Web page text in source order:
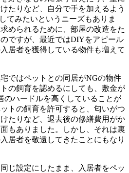
たりなど、自分で手を加えるよう
てみたいというニーズもありま
められるために、部屋の改造をた
ですが、最近ではDIYをアピール
居者を獲得している物件も増えて
ではペットとの同居がNGの物件
の飼育を認めるにしても、敷金が
のハードルを高くしていることが
トの飼育を許可すると、匂いがつ
たりなど、退去後の修繕費用がか
もありました。しかし、それは裏
居者を敬遠してきたことにもなり
じ設定にしたまま、入居者をペッ